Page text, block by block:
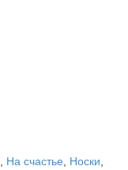
На счастье Носки